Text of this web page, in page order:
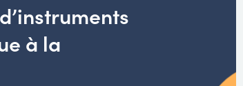
à la